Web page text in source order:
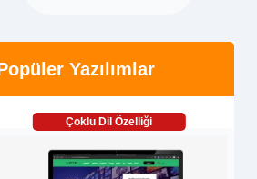
Yazılımlar
Çoklu Dil Özelliği